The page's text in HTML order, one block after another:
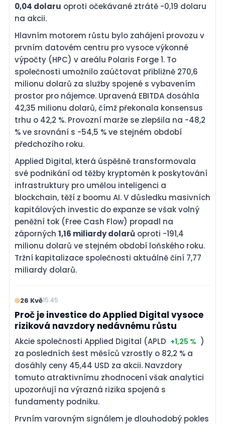
0,04 dolaru oproti očekávané ztrátě -0,19 dolaru
na akcii.
Hlavním motorem růstu bylo zahájení provozu v
prvním datovém centru pro vysoce výkonné
výpočty (HPC) v areálu Polaris Forge 1. To
společnosti umožnilo zaúčtovat přibližně 270,6
milionu dolarů za služby spojené s vybavením
prostor pro nájemce. Upravená EBITDA dosáhla
42,35 milionu dolarů, čímž překonala konsensus
trhu o 42,2 %. Provozní marže se zlepšila na -48,2
% ve srovnání s -54,5 % ve stejném období
předchozího roku.
Applied Digital, která úspěšně transformovala
své podnikání od těžby kryptoměn k poskytování
infrastruktury pro umělou inteligenci a
blockchain, těží z boomu AI. V důsledku masivních
kapitálových investic do expanze se však volný
peněžní tok (Free Cash Flow) propadl na
záporných 1,16 miliardy dolarů oproti -191,4
milionu dolarů ve stejném období loňského roku.
Tržní kapitalizace společnosti aktuálně činí 7,77
miliardy dolarů.
26 Kvě15:45
Proč je investice do Applied Digital vysoce
riziková navzdory nedávnému růstu
Akcie společnosti Applied Digital (APLD +1,25 % )
za posledních šest měsíců vzrostly o 82,2 % a
dosáhly ceny 45,44 USD za akcii. Navzdory
tomuto atraktivnímu zhodnocení však analytici
upozorňují na výrazná rizika spojená s
fundamenty podniku.
Prvním varovným signálem je dlouhodobý pokles